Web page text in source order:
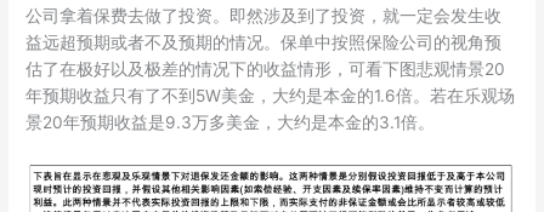
公司拿着保费去做了投资。即然涉及到了投资，就一定会发生收
益远超预期或者不及预期的情况。保单中按照保险公司的视角预
估了在极好以及极差的情况下的收益情形，可看下图悲观情景20
年预期收益只有了不到5W美金，大约是本金的1.6倍。若在乐观场
景20年预期收益是9.3万多美金，大约是本金的3.1倍。